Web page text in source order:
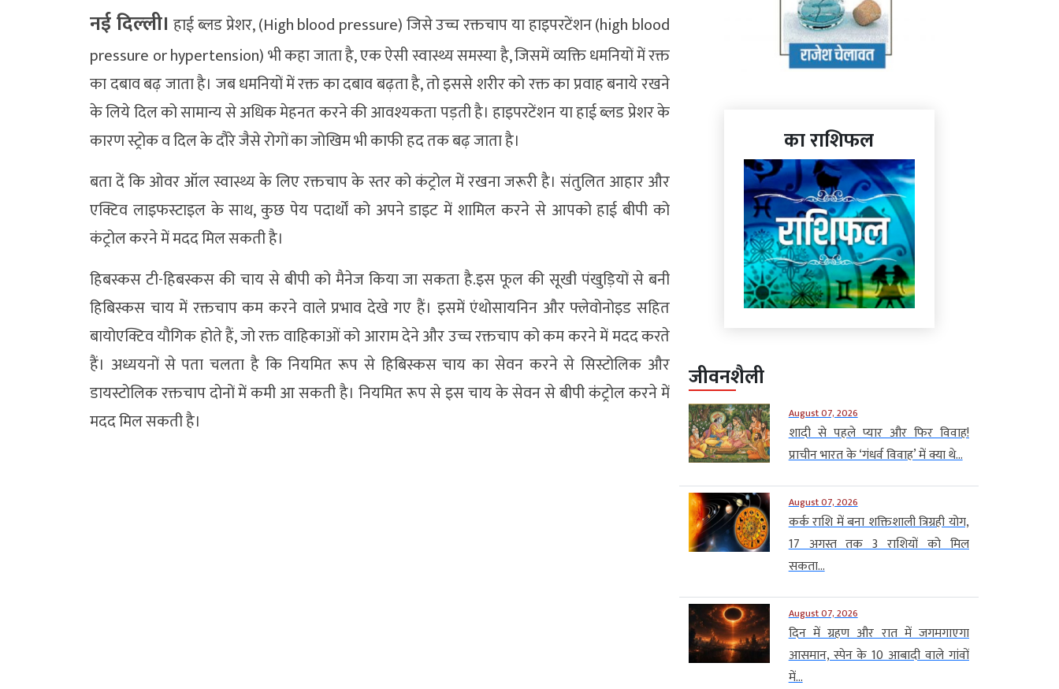
नई दिल्‍ली। हाई ब्लड प्रेशर, (High blood pressure) जिसे उच्च रक्तचाप या हाइपरटेंशन (high blood
pressure or hypertension) भी कहा जाता है, एक ऐसी स्वास्थ्य समस्या है, जिसमें व्यक्ति धमनियों में रक्त
का दबाव बढ़ जाता है। जब धमनियों में रक्त का दबाव बढ़ता है, तो इससे शरीर को रक्त का प्रवाह बनाये रखने
के लिये दिल को सामान्य से अधिक मेहनत करने की आवश्यकता पड़ती है। हाइपरटेंशन या हाई ब्लड प्रेशर के
कारण स्ट्रोक व दिल के दौरे जैसे रोगों का जोखिम भी काफी हद तक बढ़ जाता है।
बता दें कि ओवर ऑल स्वास्थ्य के लिए रक्तचाप के स्तर को कंट्रोल में रखना जरूरी है। संतुलित आहार और
एक्टिव लाइफस्टाइल के साथ, कुछ पेय पदार्थों को अपने डाइट में शामिल करने से आपको हाई बीपी को
कंट्रोल करने में मदद मिल सकती है।
हिबस्कस टी-हिबस्कस की चाय से बीपी को मैनेज किया जा सकता है.इस फूल की सूखी पंखुड़ियों से बनी
हिबिस्कस चाय में रक्तचाप कम करने वाले प्रभाव देखे गए हैं। इसमें एंथोसायनिन और फ्लेवोनोइड सहित
बायोएक्टिव यौगिक होते हैं, जो रक्त वाहिकाओं को आराम देने और उच्च रक्तचाप को कम करने में मदद करते
हैं। अध्ययनों से पता चलता है कि नियमित रूप से हिबिस्कस चाय का सेवन करने से सिस्टोलिक और
डायस्टोलिक रक्तचाप दोनों में कमी आ सकती है। नियमित रूप से इस चाय के सेवन से बीपी कंट्रोल करने में
मदद मिल सकती है।
का राशिफल
जीवनशैली
August 07, 2026
शादी से पहले प्यार और फिर विवाह!
प्राचीन भारत के ‘गंधर्व विवाह’ में क्या थे...
August 07, 2026
कर्क राशि में बना शक्तिशाली त्रिग्रही योग,
17 अगस्त तक 3 राशियों को मिल
सकता...
August 07, 2026
दिन में ग्रहण और रात में जगमगाएगा
आसमान, स्पेन के 10 आबादी वाले गांवों
में...